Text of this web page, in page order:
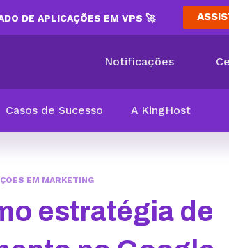
DE APLICAÇÕES EM VPS 🚀
Notificações
Casos de Sucesso A KingHost
EM MARKETING
estratégia de